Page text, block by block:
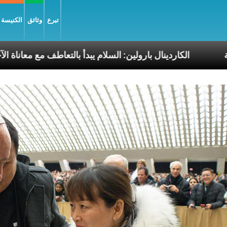
وثائق تبرع
الكاردينال بارولين: السلام يبدأ الرسوليّة